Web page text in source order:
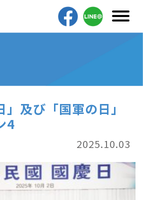
及び「国軍の日」
4
2025.10.03